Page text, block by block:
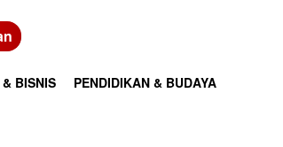
BISNIS PENDIDIKAN & BUDAYA